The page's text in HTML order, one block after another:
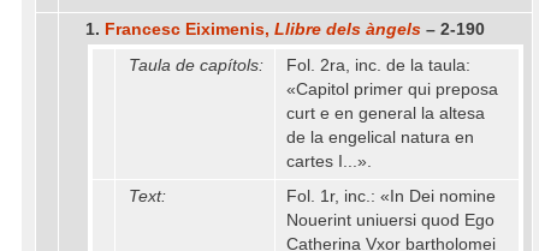
1. Francesc Eiximenis, Llibre dels àngels – 2-190
Taula de capítols:
Fol. 2ra, inc. de la taula:
«Capitol primer qui preposa
curt e en general la altesa
de la engelical natura en
cartes I...».
Text:
Fol. 1r, inc.: «In Dei nomine
Nouerint uniuersi quod Ego
Catherina Vxor bartholomei